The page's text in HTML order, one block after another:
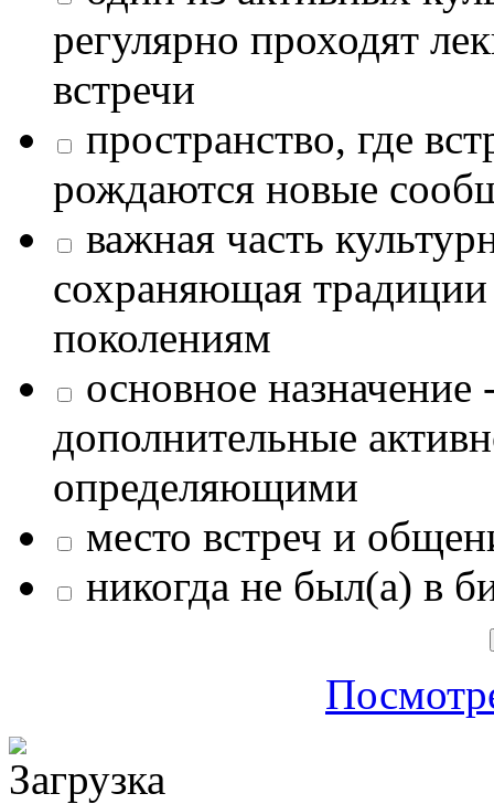
регулярно проходят
встречи
пространство, где
рождаются новые
важная часть
сохраняющая
поколениям
основное назначение
дополнительные
определяющими
место встреч и
никогда не был(а) в